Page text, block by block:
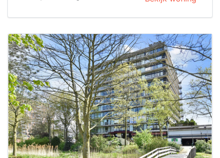
Deze woning
is
waarschijnlijk
al verhuurd
Om kans te
maken moet je
binnen 15
minuten
reageren.
Stekkies helpt
je hierbij!